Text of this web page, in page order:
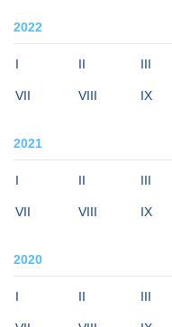
2022
I II III
VII VIII IX
2021
I II III
VII VIII IX
2020
I II III